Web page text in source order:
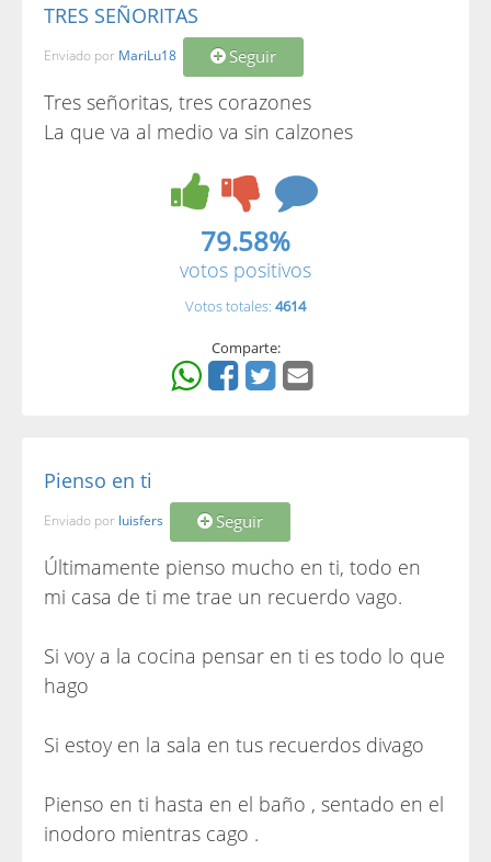
TRES SEÑORITAS
Enviado por MariLu18 Seguir
Tres señoritas, tres corazones
La que va al medio va sin calzones
79.58%
votos positivos
Votos totales: 4614
Comparte:
Pienso en ti
Enviado por luisfers Seguir
Últimamente pienso mucho en ti, todo en
mi casa de ti me trae un recuerdo vago.
Si voy a la cocina pensar en ti es todo lo que
hago
Si estoy en la sala en tus recuerdos divago
Pienso en ti hasta en el baño , sentado en el
inodoro mientras cago .